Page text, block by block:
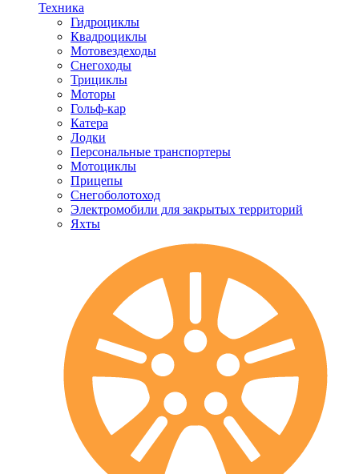
Техника
Гидроциклы
Квадроциклы
Мотовездеходы
Снегоходы
Трициклы
Моторы
Гольф-кар
Катера
Лодки
Персональные транспортеры
Мотоциклы
Прицепы
Снегоболотоход
Электромобили для закрытых территорий
Яхты